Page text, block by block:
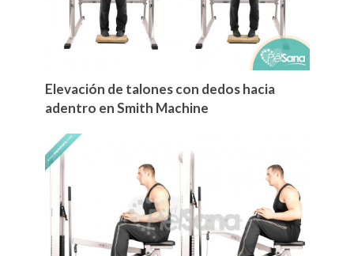
Elevación de talones con dedos hacia
adentro en Smith Machine